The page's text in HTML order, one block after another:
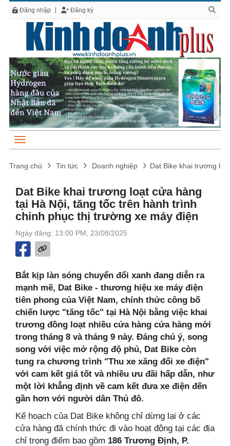
Đăng nhập Đăng ký
Trang chủ Tin tức Doanh nghiệp Dat Bike khai trương
Dat Bike khai trương loạt cửa hàng
tại Hà Nội, tăng tốc trên hành trình
chinh phục thị trường xe máy điện
Ngày đăng: 13:00 PM, 23/08/2025
Bắt kịp làn sóng chuyển đổi xanh đang diễn ra
mạnh mẽ, Dat Bike - thương hiệu xe máy điện
tiên phong của Việt Nam, chính thức công bố
chiến lược "tăng tốc" tại Hà Nội bằng việc khai
trương đồng loạt nhiều cửa hàng cửa hàng mới
trong tháng 8 và tháng 9 này. Đáng chú ý, song
song với việc mở rộng độ phủ, Dat Bike còn
tung ra chương trình "Thu xe xăng đổi xe điện"
với cam kết giá tốt và nhiều ưu đãi hấp dẫn, như
một lời khẳng định về cam kết đưa xe điện đến
gần hơn với người dân Thủ đô.
Kế hoạch của Dat Bike không chỉ dừng lại ở các
cửa hàng đã chính thức đi vào hoạt động tại các địa
chỉ trọng điểm bao gồm 186 Trương Định, P.